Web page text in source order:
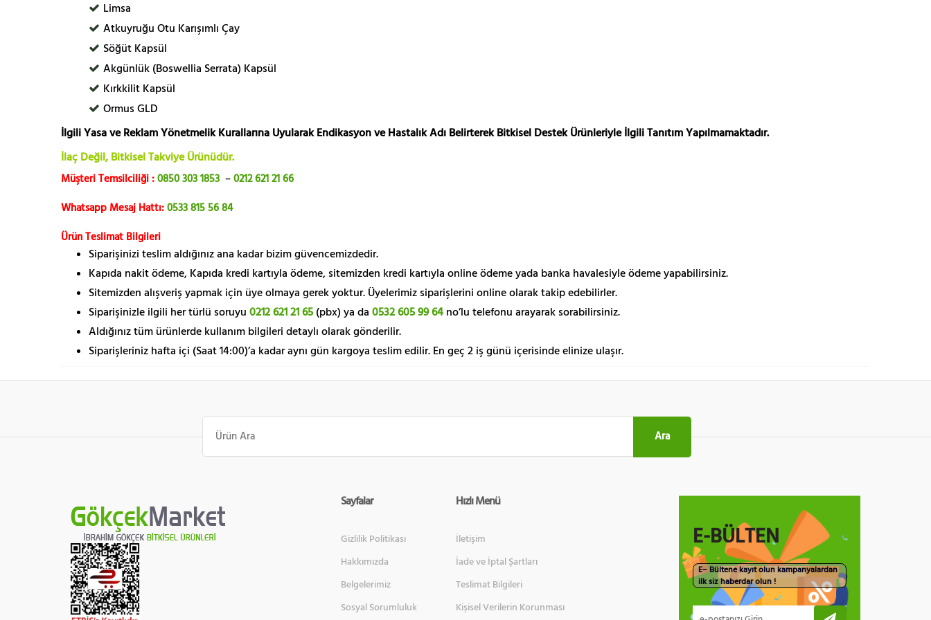
Limsa
Atkuyruğu Otu Karışımlı Çay
Söğüt Kapsül
Akgünlük (Boswellia Serrata) Kapsül
Kırkkilit Kapsül
Ormus GLD
İlgili Yasa ve Reklam Yönetmelik Kurallarına Uyularak Endikasyon ve Hastalık Adı Belirterek Bitkisel Destek Ürünleriyle İlgili Tanıtım Yapılmamaktadır.
İlaç Değil, Bitkisel Takviye Ürünüdür.
Müşteri Temsilciliği :0850 303 1853 –0212 621 21 66
Whatsapp Mesaj Hattı:0533 815 56 84
Ürün Teslimat Bilgileri
Siparişinizi teslim aldığınız ana kadar bizim güvencemizdedir.
Kapıda nakit ödeme, Kapıda kredi kartıyla ödeme, sitemizden kredi kartıyla online ödeme yada banka havalesiyle ödeme yapabilirsiniz.
Sitemizden alışveriş yapmak için üye olmaya gerek yoktur. Üyelerimiz siparişlerini online olarak takip edebilirler.
Siparişinizle ilgili her türlü soruyu 0212 621 21 65 (pbx) ya da 0532 605 99 64 no’lu telefonu arayarak sorabilirsiniz.
Aldığınız tüm ürünlerde kullanım bilgileri detaylı olarak gönderilir.
Siparişleriniz hafta içi (Saat 14:00)’a kadar aynı gün kargoya teslim edilir. En geç 2 iş günü içerisinde elinize ulaşır.
Ara:
Ara
Sayfalar
Gizlilik Politikası
Hakkımızda
Belgelerimiz
Sosyal Sorumluluk
Hızlı Menü
İletişim
İade ve İptal Şartları
Teslimat Bilgileri
Kişisel Verilerin Korunması
E-BÜLTEN
E– Bültene kayıt olun kampanyalardan
ilk siz haberdar olun !